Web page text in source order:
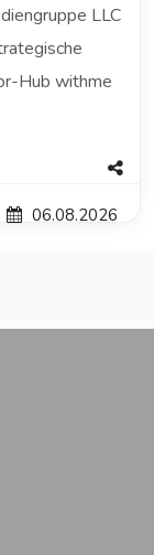
LLC
Hub withme
06.08.2026